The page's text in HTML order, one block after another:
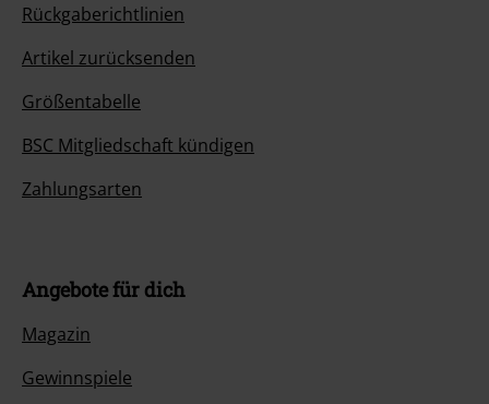
Rückgaberichtlinien
Artikel zurücksenden
Größentabelle
BSC Mitgliedschaft kündigen
Zahlungsarten
Angebote für dich
Magazin
Gewinnspiele